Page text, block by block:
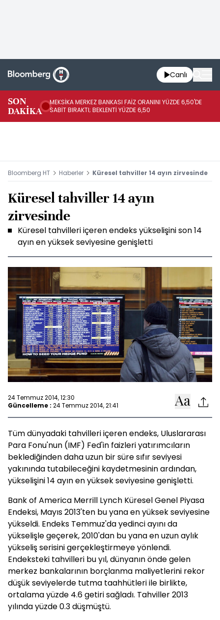
Canlı
SON
DAKİKA
MEKSİKA MERKEZ BANKASI FAİZ ORANINI YÜZDE 6,50'DE
SABİT BIRAKTI; BEKLENTİ YÜZDE 6,50
Bloomberg HT Haberler Küresel tahviller 14 ayın zirvesinde
Küresel tahviller 14 ayın
zirvesinde
Küresel tahvilleri içeren endeks yükselişini son 14
ayın en yüksek seviyesine genişletti
24 Temmuz 2014, 12:30
Güncelleme : 24 Temmuz 2014, 21:41
Tüm dünyadaki tahvilleri içeren endeks, Uluslararası
Para Fonu'nun (IMF) Fed'in faizleri yatırımcıların
beklediğinden daha uzun bir süre sıfır seviyesi
yakınında tutabileceğini kaydetmesinin ardından,
yükselişini 14 ayın en yüksek seviyesine genişletti.
Bank of America Merrill Lynch Küresel Genel Piyasa
Endeksi, Mayıs 2013'ten bu yana en yüksek seviyesine
yükseldi. Endeks Temmuz'da yedinci ayını da
yükselişle geçerek, 2010'dan bu yana en uzun aylık
yükseliş serisini gerçekleştirmeye yönlendi.
Endeksteki tahvilleri bu yıl, dünyanın önde gelen
merkez bankalarının borçlanma maliyetlerini rekor
düşük seviyelerde tutma taahhütleri ile birlikte,
ortalama yüzde 4.6 getiri sağladı. Tahviller 2013
yılında yüzde 0.3 düşmüştü.